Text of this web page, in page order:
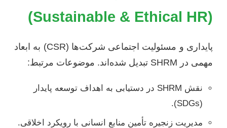
(Sustainable & Ethical HR)
پایداری و مسئولیت اجتماعی شرکت‌ها (CSR) به ابعاد
مهمی در SHRM تبدیل شده‌اند. موضوعات مرتبط:
نقش SHRM در دستیابی به اهداف توسعه پایدار
(SDGs).
مدیریت زنجیره تأمین منابع انسانی با رویکرد اخلاقی.